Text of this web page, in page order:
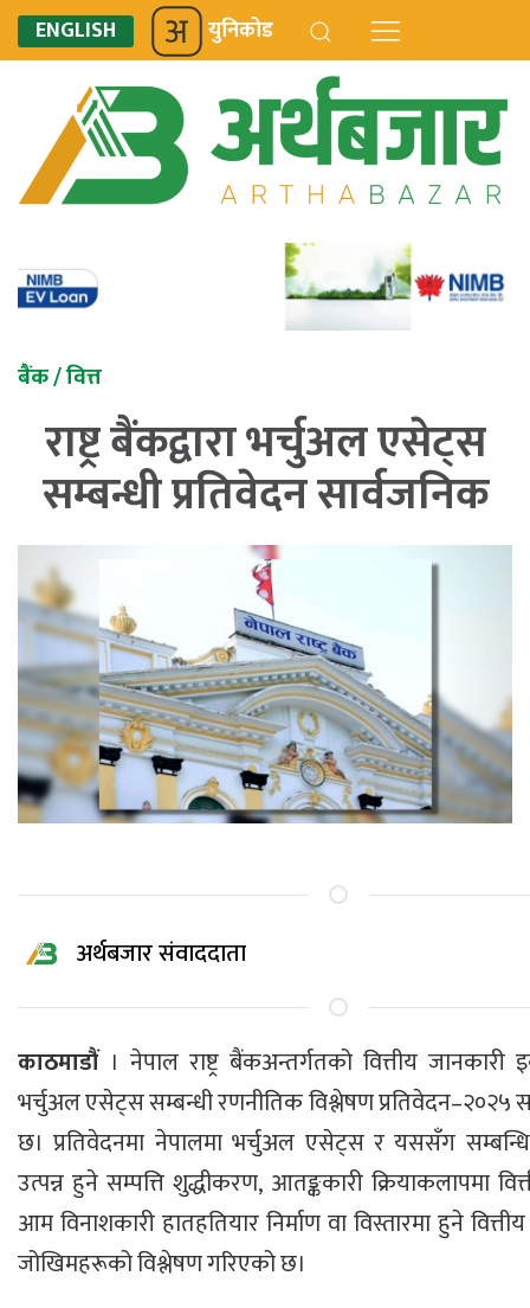
ENGLISH युनिकोड
बैंक / वित्त
राष्ट्र बैंकद्वारा भर्चुअल एसेट्स
सम्बन्धी प्रतिवेदन सार्वजनिक
अर्थबजार संवाददाता
काठमाडौं । नेपाल राष्ट्र बैंकअन्तर्गतको वित्तीय जानकारी
भर्चुअल एसेट्स सम्बन्धी रणनीतिक विश्लेषण प्रतिवेदन–२०२५
छ। प्रतिवेदनमा नेपालमा भर्चुअल एसेट्स र यससँग
उत्पन्न हुने सम्पत्ति शुद्धीकरण, आतङ्ककारी क्रियाकलापमा
आम विनाशकारी हातहतियार निर्माण वा विस्तारमा हुने
जोखिमहरूको विश्लेषण गरिएको छ।